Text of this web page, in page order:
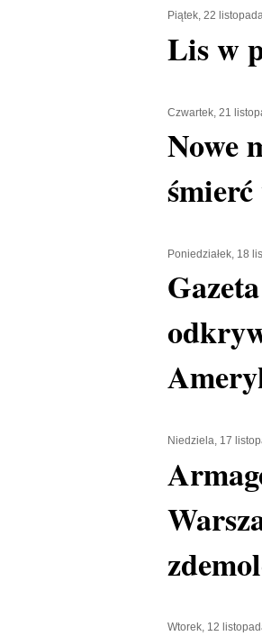
Piątek, 22
Lis w
Czwartek, 21
Nowe
Poniedziałek, 18
Niedziela, 17
Wtorek, 12